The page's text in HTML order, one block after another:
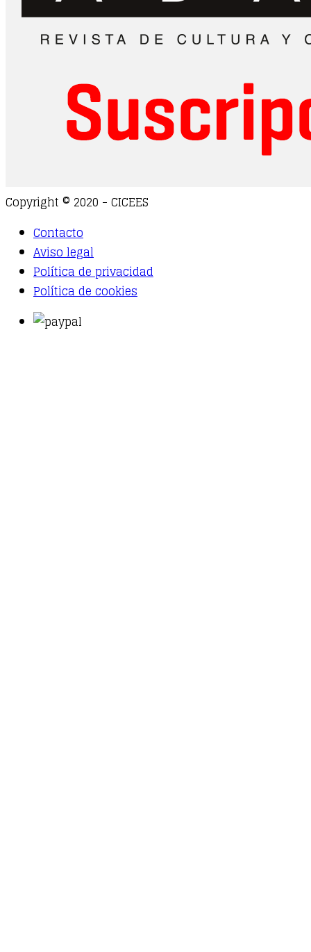
Copyright © 2020 - CICEES
Contacto
Aviso legal
Política de privacidad
Política de cookies